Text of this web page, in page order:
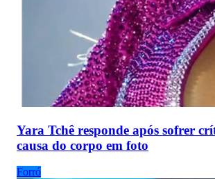
Yara Tchê responde após sofrer
causa do corpo em foto
Forró